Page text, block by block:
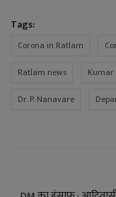
Tags:
Corona in Ratlam
Ratlam news
Dr. P. Nanavare